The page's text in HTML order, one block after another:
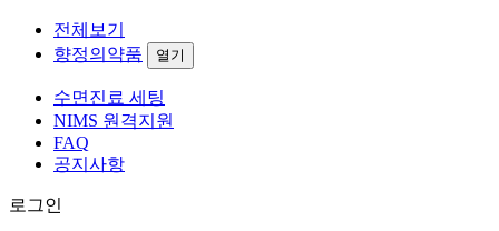
전체보기
향정의약품
열기
수면진료 세팅
NIMS 원격지원
FAQ
공지사항
로그인